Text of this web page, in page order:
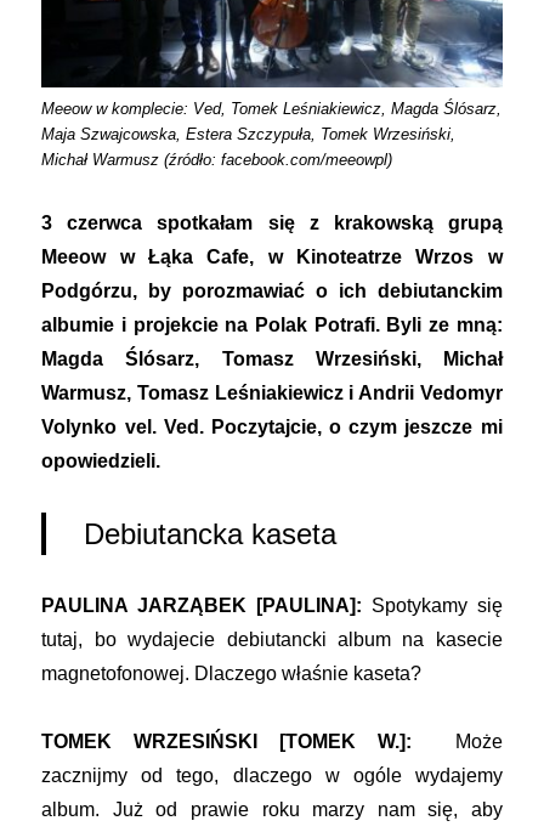
Meeow w komplecie: Ved, Tomek Leśniakiewicz, Magda Ślósarz,
Maja Szwajcowska, Estera Szczypuła, Tomek Wrzesiński,
Michał Warmusz (źródło: facebook.com/meeowpl)
3 czerwca spotkałam się z krakowską grupą
Meeow w Łąka Cafe, w Kinoteatrze Wrzos w
Podgórzu, by porozmawiać o ich debiutanckim
albumie i projekcie na Polak Potrafi. Byli ze mną:
Magda Ślósarz, Tomasz Wrzesiński, Michał
Warmusz, Tomasz Leśniakiewicz i Andrii Vedomyr
Volynko vel. Ved. Poczytajcie, o czym jeszcze mi
opowiedzieli.
Debiutancka kaseta
PAULINA JARZĄBEK [PAULINA]: Spotykamy się
tutaj, bo wydajecie debiutancki album na kasecie
magnetofonowej. Dlaczego właśnie kaseta?
TOMEK WRZESIŃSKI [TOMEK W.]: Może
zacznijmy od tego, dlaczego w ogóle wydajemy
album. Już od prawie roku marzy nam się, aby